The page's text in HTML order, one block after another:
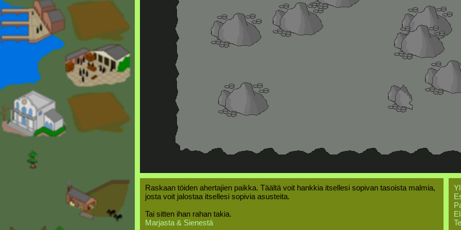
Raskaan töiden ahertajien paikka. Täältä voit hankkia itsellesi sopivan tasoista malmia,
josta voit jalostaa itsellesi sopivia asusteita.
Tai sitten ihan rahan takia.
Marjasta & Sienestä